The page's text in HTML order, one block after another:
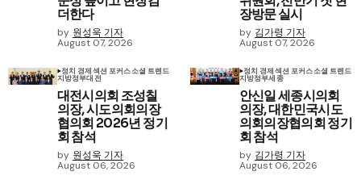
더한다
by 원성욱 기자
August 07, 2026
장방문 실시
by 김가령 기자
August 07, 2026
정치 경제섹션 포커스소셜 트렌드
지방정부대전
대전시의회 조성칠
의장, 시도의회의장
협의회 2026년 정기
회 참석
by 원성욱 기자
August 06, 2026
정치 경제섹션 포커스소셜 트렌드
지방정부세종
안신일 세종시의회
의장, 대한민국시도
의회의장협의회 정기
회 참석
by 김가령 기자
August 06, 2026